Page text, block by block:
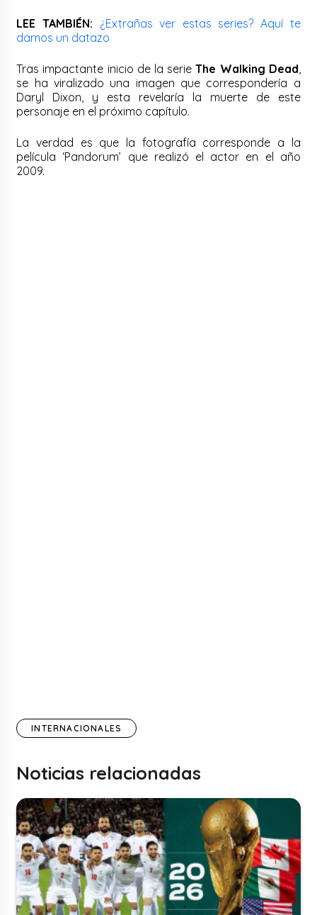
LEE TAMBIÉN: ¿Extrañas ver estas series? Aquí te
damos un datazo
Tras impactante inicio de la serieThe Walking Dead
se ha viralizado una imagen que correspondería a
Daryl Dixon, y esta revelaría la muerte de este
personaje en el próximo capítulo.
La verdad es que la fotografía corresponde a la
película ‘Pandorum’ que realizó el actor en el año
2009.
INTERNACIONALES
Noticias relacionadas